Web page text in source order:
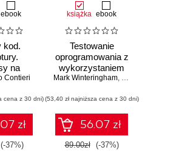
ebook
kod.
na
kodu
Contieri
cena z 30 dni)
zł
(-37%)
książka ebook
Testowanie
oprogramowania z
wykorzystaniem
generatywnej AI
Mark Winteringham, Nicola Martin
(53,40 zł najniższa cena z 30 dni)
56.07 zł
89.00zł (-37%)